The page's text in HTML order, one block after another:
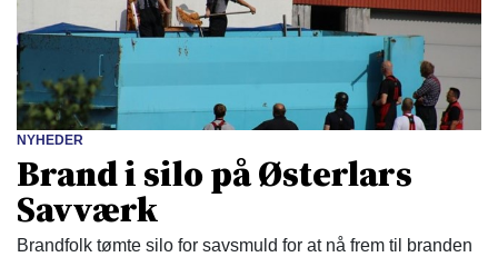
NYHEDER
Brand i silo på Østerlars
Savværk
Brandfolk tømte silo for savsmuld for at nå frem til branden